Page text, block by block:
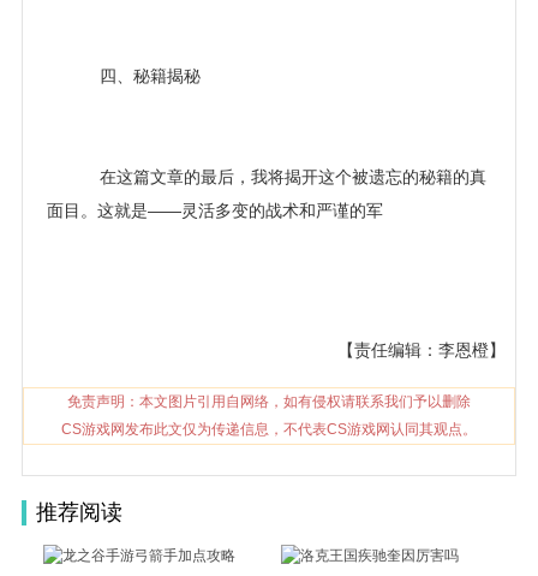
四、秘籍揭秘
在这篇文章的最后，我将揭开这个被遗忘的秘籍的真
面目。这就是——灵活多变的战术和严谨的军
【责任编辑：李恩橙】
免责声明：本文图片引用自网络，如有侵权请联系我们予以删除
CS游戏网发布此文仅为传递信息，不代表CS游戏网认同其观点。
推荐阅读